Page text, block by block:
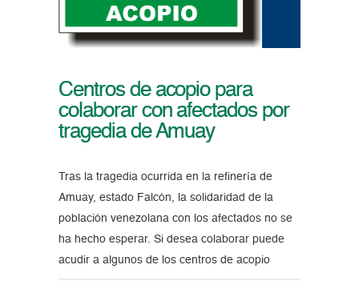
Centros de acopio para
colaborar con afectados por
tragedia de Amuay
Tras la tragedia ocurrida en la refinería de
Amuay, estado Falcón, la solidaridad de la
población venezolana con los afectados no se
ha hecho esperar. Si desea colaborar puede
acudir a algunos de los centros de acopio